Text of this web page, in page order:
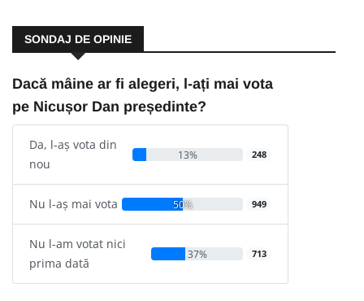
SONDAJ DE OPINIE
Dacă mâine ar fi alegeri, l-ați mai vota
pe Nicușor Dan președinte?
Da, l-aș vota din
nou
13% 248
Nu l-aș mai vota 50% 949
Nu l-am votat nici
prima dată
37% 713